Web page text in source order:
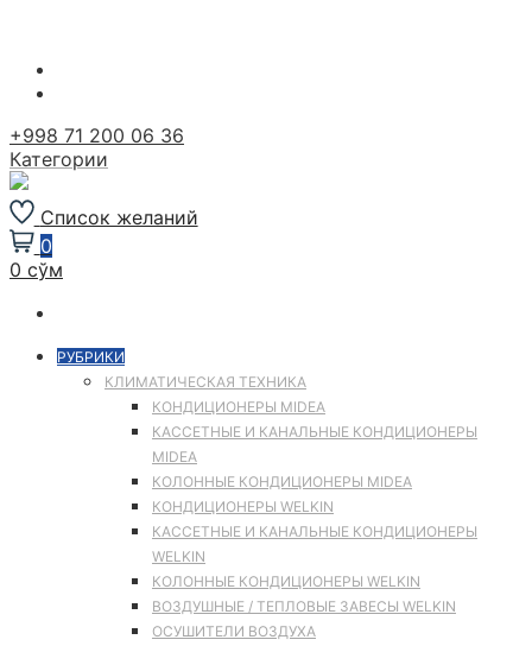
Перейти
+998 71 200 06 36
Категории
Список желаний
0
0 сўм
РУБРИКИ
КЛИМАТИЧЕСКАЯ ТЕХНИКА
КОНДИЦИОНЕРЫ MIDEA
КАССЕТНЫЕ И КАНАЛЬНЫЕ КОНДИЦИОНЕРЫ
MIDEA
КОЛОННЫЕ КОНДИЦИОНЕРЫ MIDEA
КОНДИЦИОНЕРЫ WELKIN
КАССЕТНЫЕ И КАНАЛЬНЫЕ КОНДИЦИОНЕРЫ
WELKIN
КОЛОННЫЕ КОНДИЦИОНЕРЫ WELKIN
ВОЗДУШНЫЕ / ТЕПЛОВЫЕ ЗАВЕСЫ WELKIN
ОСУШИТЕЛИ ВОЗДУХА